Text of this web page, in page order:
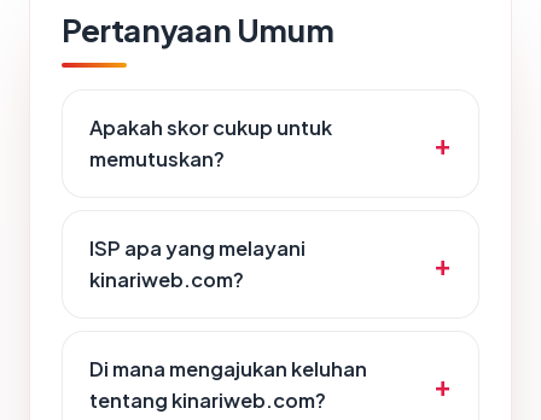
Pertanyaan Umum
Apakah skor cukup untuk
memutuskan?
ISP apa yang melayani
kinariweb.com?
Di mana mengajukan keluhan
tentang kinariweb.com?